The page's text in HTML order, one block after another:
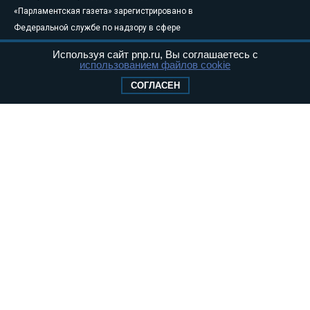
«Парламентская газета» зарегистрировано в
Федеральной службе по надзору в сфере
связи, информационных технологий и
массовых коммуникаций (Роскомнадзор) 05
Свидетельство о регистрации Эл № ФС77-
Используя сайт pnp.ru, Вы соглашаетесь с
использованием файлов cookie
СОГЛАСЕН